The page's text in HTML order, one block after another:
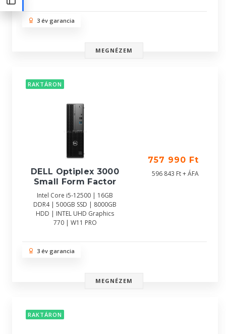
3 év garancia
MEGNÉZEM
RAKTÁRON
DELL Optiplex 3000
Small Form Factor
Intel Core i5-12500 | 16GB
DDR4 | 500GB SSD | 8000GB
HDD | INTEL UHD Graphics
770 | W11 PRO
757 990 Ft
596 843 Ft + ÁFA
3 év garancia
MEGNÉZEM
RAKTÁRON